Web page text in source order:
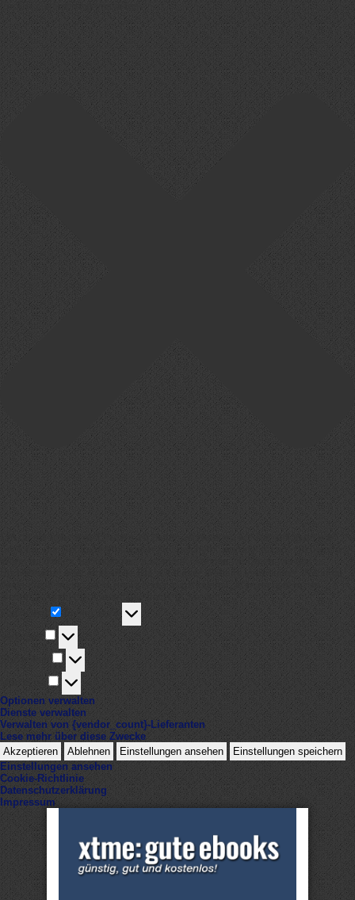
Cookie-Zustimmung verwalten
Um dir ein optimales Erlebnis zu bieten, verwenden wir Technologien wie
Cookies, um Geräteinformationen zu speichern und/oder darauf zuzugreifen.
Wenn du diesen Technologien zustimmst, können wir Daten wie das
Surfverhalten oder eindeutige IDs auf dieser Website verarbeiten. Wenn du
deine Zustimmung nicht erteilst oder zurückziehst, können bestimmte
Merkmale und Funktionen beeinträchtigt werden.
Funktional
Funktional
Immer aktiv
Vorlieben
Vorlieben
Statistiken Statistiken
Marketing
Marketing
Optionen verwalten
Dienste verwalten
Verwalten von {vendor_count}-Lieferanten
Lese mehr über diese Zwecke
Akzeptieren
Ablehnen Einstellungen ansehen
Einstellungen speichern
Einstellungen ansehen
Cookie-Richtlinie
Datenschutzerklärung
Impressum